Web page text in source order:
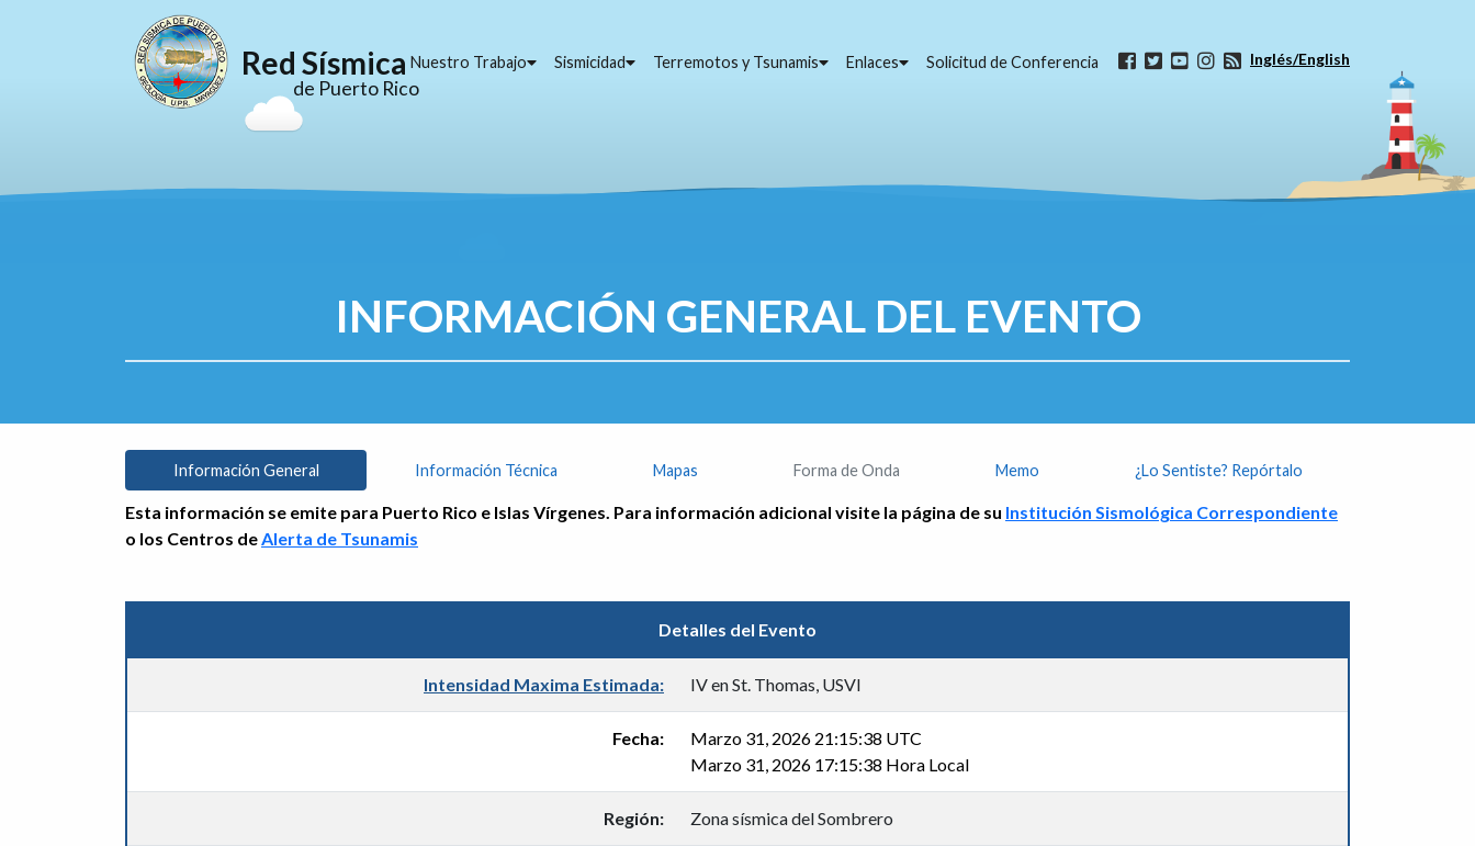
Red Sísmica
de Puerto Rico
Nuestro Trabajo Sismicidad Terremotos y Tsunamis Enlaces Solicitud de Conferencia Inglés/English
INFORMACIÓN GENERAL DEL EVENTO
Información General Información Técnica Mapas Forma de Onda Memo ¿Lo Sentiste? Repórtalo
Esta información se emite para Puerto Rico e Islas Vírgenes. Para información adicional visite la página de su Institución Sismológica Correspondiente
o los Centros deAlerta de Tsunamis
Detalles del Evento
Intensidad Maxima Estimada: IV en St. Thomas, USVI
Fecha:
Marzo 31, 2026 21:15:38 UTC
Marzo 31, 2026 17:15:38 Hora Local
Región: Zona sísmica del Sombrero